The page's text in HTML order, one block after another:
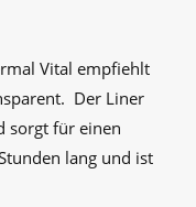
Vital empfiehlt
Der Liner
sorgt für einen
lang und ist